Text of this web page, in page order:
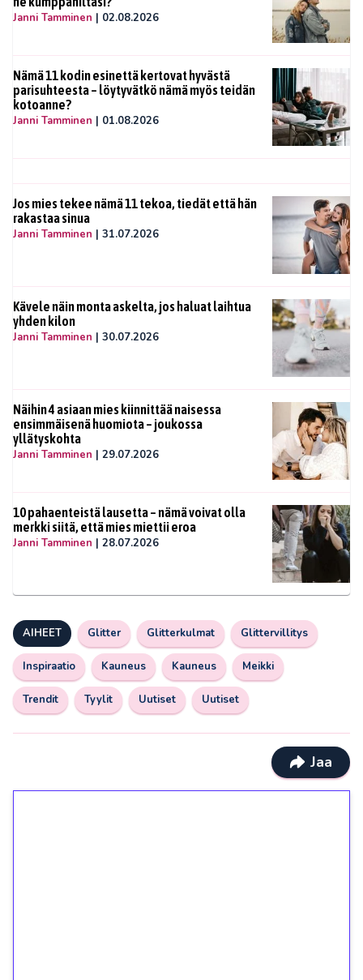
Janni Tamminen | 02.08.2026
Nämä 11 kodin esinettä kertovat hyvästä
parisuhteesta – löytyvätkö nämä myös teidän
kotoanne?
Janni Tamminen | 01.08.2026
Jos mies tekee nämä 11 tekoa, tiedät että hän
rakastaa sinua
Janni Tamminen | 31.07.2026
Kävele näin monta askelta, jos haluat laihtua
yhden kilon
Janni Tamminen | 30.07.2026
Näihin 4 asiaan mies kiinnittää naisessa
ensimmäisenä huomiota – joukossa
yllätyskohta
Janni Tamminen | 29.07.2026
10 pahaenteistä lausetta – nämä voivat olla
merkki siitä, että mies miettii eroa
Janni Tamminen | 28.07.2026
AIHEET Glitter Glitterkulmat Glittervillitys
Inspiraatio Kauneus Kauneus Meikki
Trendit Tyylit Uutiset Uutiset
Jaa